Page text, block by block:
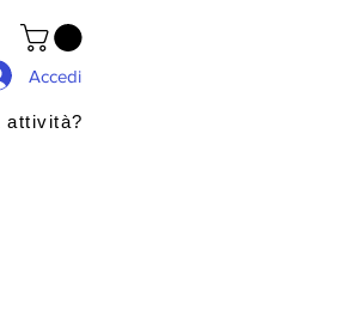
Accedi
attività?